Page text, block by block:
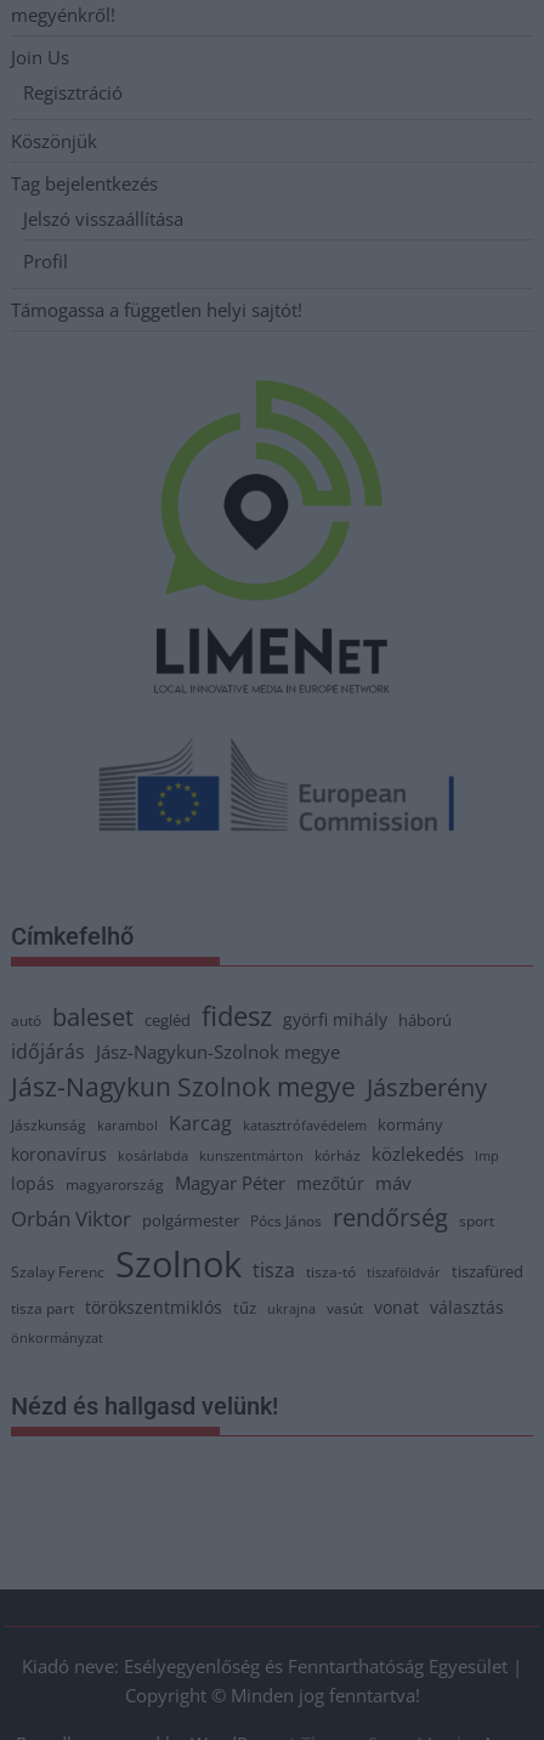
megyénkről!
Join Us
Regisztráció
Köszönjük
Tag bejelentkezés
Jelszó visszaállítása
Profil
Támogassa a független helyi sajtót!
Címkefelhő
autó baleset cegléd fidesz györfi mihály háború
időjárás Jász-Nagykun-Szolnok megye
Jász-Nagykun Szolnok megye Jászberény
Jászkunság karambol Karcag katasztrófavédelem kormány
koronavírus kosárlabda kunszentmárton kórház közlekedés lmp
lopás magyarország Magyar Péter mezőtúr máv
Orbán Viktor polgármester Pócs János rendőrség sport
Szalay Ferenc Szolnok tisza tisza-tó tiszaföldvár tiszafüred
tisza part törökszentmiklós tűz ukrajna vasút vonat választás
önkormányzat
Nézd és hallgasd velünk!
Kiadó neve: Esélyegyenlőség és Fenntarthatóság Egyesület |
Copyright © Minden jog fenntartva!